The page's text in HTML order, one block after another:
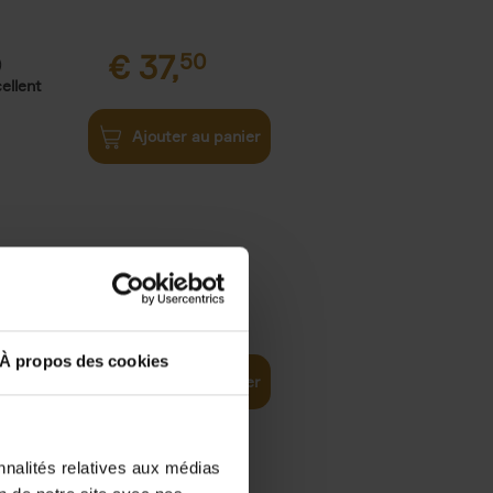
À propos des cookies
relatives aux médias
€ 37,50
Ajouter au panier
world 29,99
Ajouter au panier